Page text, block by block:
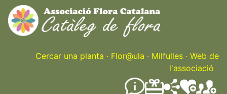
Skip
to
main
content
Cercar una planta · Flor@ula · Milfulles · Web de
l'associació